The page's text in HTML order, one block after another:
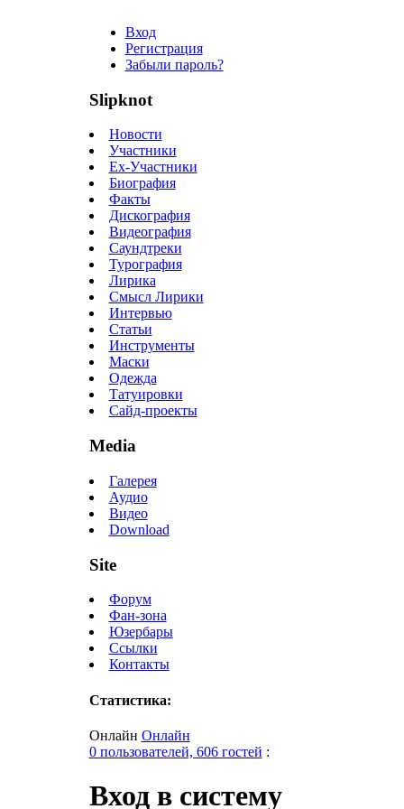
Вход
Регистрация
Забыли пароль?
Slipknot
Новости
Участники
Ex-Участники
Биография
Факты
Дискография
Видеография
Саундтреки
Турография
Лирика
Смысл Лирики
Интервью
Статьи
Инструменты
Маски
Одежда
Татуировки
Сайд-проекты
Media
Галерея
Аудио
Видео
Download
Site
Форум
Фан-зона
Юзербары
Ссылки
Контакты
Статистика:
Онлайн Онлайн
0 пользователей, 606 гостей :
Вход в систему